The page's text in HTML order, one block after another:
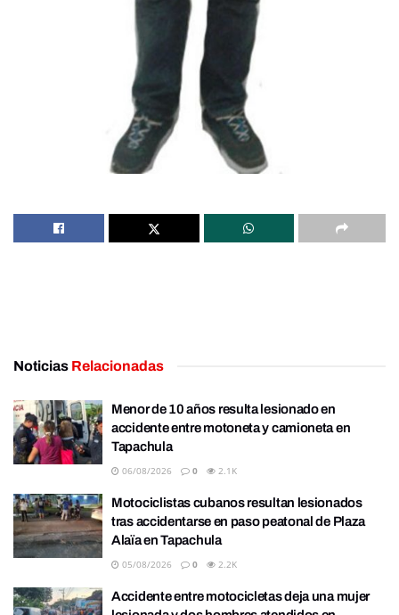
Noticias Relacionadas
Menor de 10 años resulta lesionado en
accidente entre motoneta y camioneta en
Tapachula
06/08/2026 0 2.1K
Motociclistas cubanos resultan lesionados
tras accidentarse en paso peatonal de Plaza
Alaïa en Tapachula
05/08/2026 0 2.2K
Accidente entre motocicletas deja una mujer